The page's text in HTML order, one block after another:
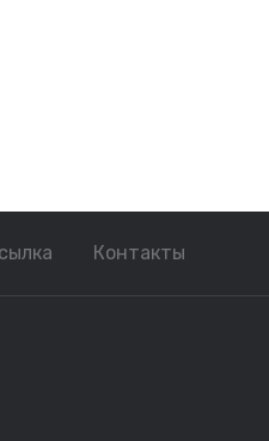
Контакты